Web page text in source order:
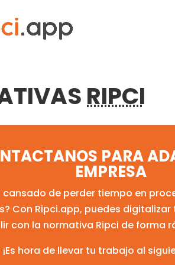
RIPCI
PARA
EMPRESA
cansado de perder tiempo en
Con Ripci.app, puedes
con la normativa Ripci de forma
¡Es hora de llevar tu trabajo al